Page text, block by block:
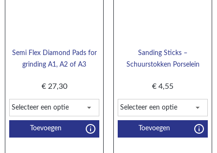
Semi Flex Diamond Pads for
grinding A1, A2 of A3
€27,30
Toevoegen
Sanding Sticks –
Schuurstokken Porselein
€ 4,55
Toevoegen